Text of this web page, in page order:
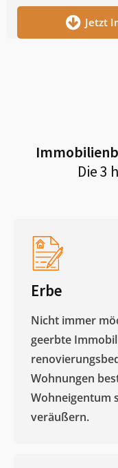
Jetzt
Die 3
Erbe
Nicht immer
geerbte
Wohnungen
Wohneigentum
veräußern. ​